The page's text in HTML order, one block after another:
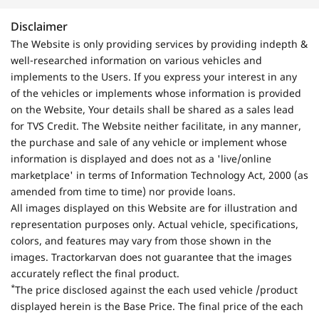
Disclaimer
The Website is only providing services by providing indepth &
well-researched information on various vehicles and
implements to the Users. If you express your interest in any
of the vehicles or implements whose information is provided
on the Website, Your details shall be shared as a sales lead
for TVS Credit. The Website neither facilitate, in any manner,
the purchase and sale of any vehicle or implement whose
information is displayed and does not as a 'live/online
marketplace' in terms of Information Technology Act, 2000 (as
amended from time to time) nor provide loans.
All images displayed on this Website are for illustration and
representation purposes only. Actual vehicle, specifications,
colors, and features may vary from those shown in the
images. Tractorkarvan does not guarantee that the images
accurately reflect the final product.
*The price disclosed against the each used vehicle /product
displayed herein is the Base Price. The final price of the each